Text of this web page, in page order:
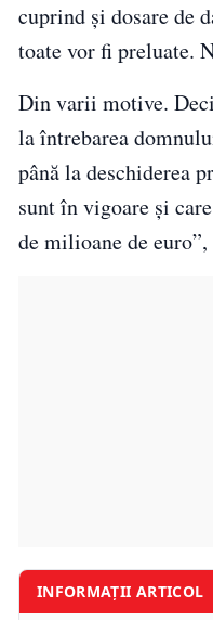
cuprind şi dosare de
toate vor fi preluate.
Din varii motive.
la întrebarea
până la deschiderea
sunt în vigoare şi
de milioane de
INFORMAȚII ARTICOL